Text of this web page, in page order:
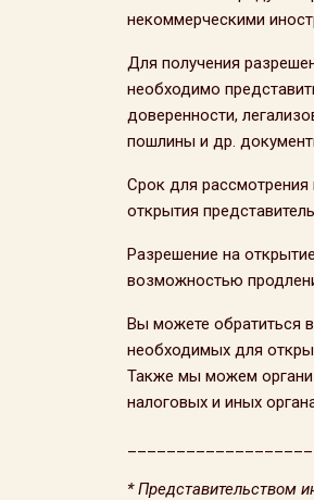
некоммерческими
Для получения
необходимо
доверенности,
пошлины и др.
Срок для
открытия
Разрешение на
возможностью
Вы можете обратиться
необходимых для
Также мы можем
налоговых и иных
* Представительством